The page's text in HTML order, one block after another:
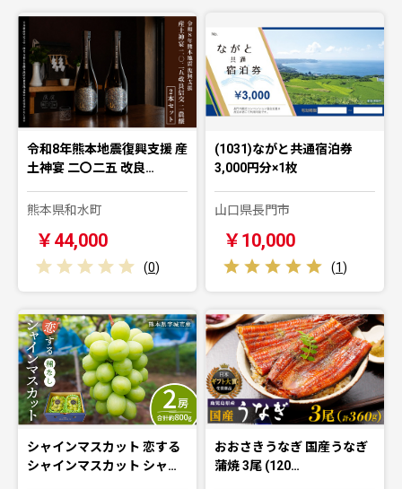
令和8年熊本地震復興支援 産
土神宴 二〇二五 改良…
熊本県和水町
￥44,000
(0)
(1031)ながと共通宿泊券
3,000円分×1枚
山口県長門市
￥10,000
(1)
シャインマスカット 恋する
シャインマスカット シャ…
おおさきうなぎ 国産うなぎ
蒲焼 3尾 (120…